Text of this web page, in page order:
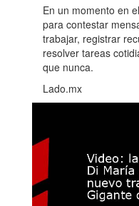
En un momento en
para contestar
trabajar, registrar
resolver tareas
que nunca.
Lado.mx